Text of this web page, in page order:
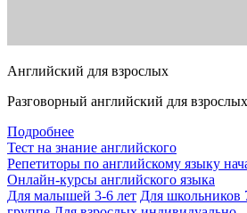
Английский для взрослых
Разговорный английский для
Подробнее
Тест на знание английского
Репетиторы по английскому языку
Онлайн-курсы английского языка
Для малышей 3-6 лет Для школьников